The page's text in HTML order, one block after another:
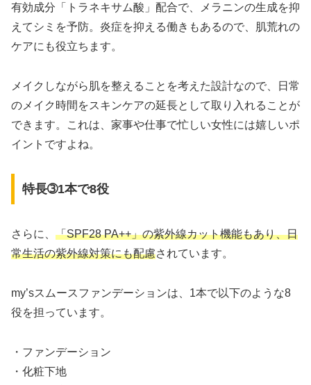
有効成分「トラネキサム酸」配合で、メラニンの生成を抑
えてシミを予防。炎症を抑える働きもあるので、肌荒れの
ケアにも役立ちます。
メイクしながら肌を整えることを考えた設計なので、日常
のメイク時間をスキンケアの延長として取り入れることが
できます。これは、家事や仕事で忙しい女性には嬉しいポ
イントですよね。
特長➂1本で8役
さらに、 「SPF28 PA++」の紫外線カット機能もあり、日
常生活の紫外線対策にも配慮されています。
my’sスムースファンデーションは、1本で以下のような8
役を担っています。
・ファンデーション
・化粧下地